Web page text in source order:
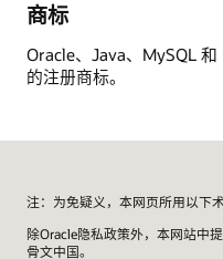
商标
Oracle、Java、MySQL
的注册商标。
注：为免疑义，本网页所用以下
除Oracle隐私政策外，本网站中
骨文中国。